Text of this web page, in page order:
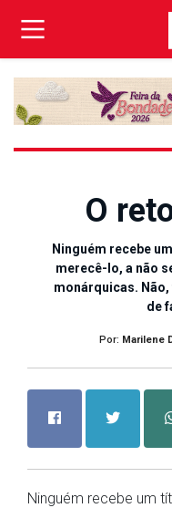
O
Ninguém recebe
merecê-lo, a não
monárquicas. Não,
de
Por: Marilene
Ninguém recebe um